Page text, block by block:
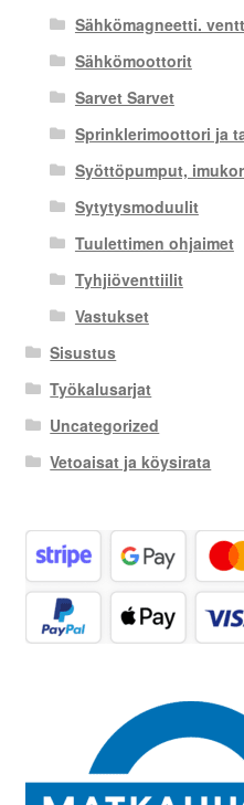
Sähkömagneetti.
Sähkömoottorit
Sarvet Sarvet
Sprinklerimoottori ja
Syöttöpumput,
Sytytysmoduulit
Tuulettimen ohjaimet
Tyhjiöventtiilit
Vastukset
Sisustus
Työkalusarjat
Uncategorized
Vetoaisat ja köysirata